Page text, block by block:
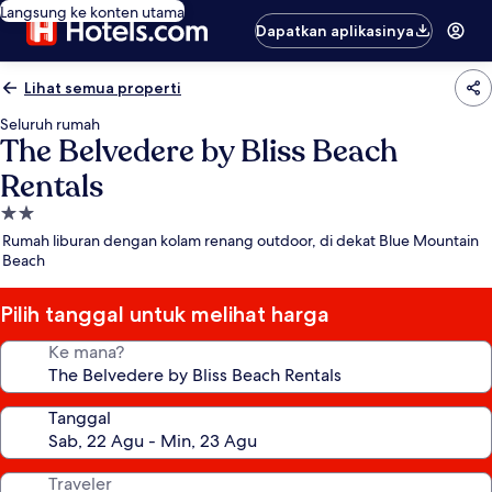
Langsung ke konten utama
Dapatkan aplikasinya
Lihat semua properti
Seluruh rumah
The Belvedere by Bliss Beach
Rentals
Properti
bintang
2.0
Rumah liburan dengan kolam renang outdoor, di dekat Blue Mountain
Beach
Pilih tanggal untuk melihat harga
Ke mana?
Tanggal
Traveler